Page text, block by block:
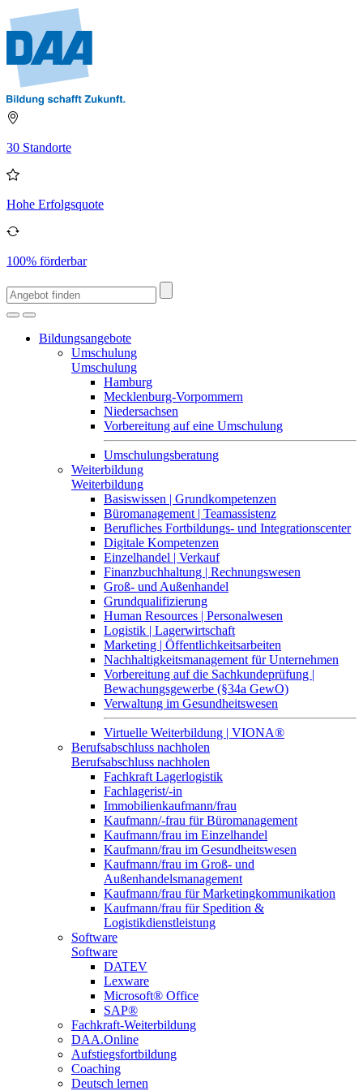
30 Standorte
Hohe Erfolgsquote
100% förderbar
Bildungsangebote
Umschulung
Umschulung
Hamburg
Mecklenburg-Vorpommern
Niedersachsen
Vorbereitung auf eine Umschulung
Umschulungsberatung
Weiterbildung
Weiterbildung
Basiswissen | Grundkompetenzen
Büromanagement | Teamassistenz
Berufliches Fortbildungs- und Integrationscenter
Digitale Kompetenzen
Einzelhandel | Verkauf
Finanzbuchhaltung | Rechnungswesen
Groß- und Außenhandel
Grundqualifizierung
Human Resources | Personalwesen
Logistik | Lagerwirtschaft
Marketing | Öffentlichkeitsarbeiten
Nachhaltigkeitsmanagement für Unternehmen
Vorbereitung auf die Sachkundeprüfung |
Bewachungsgewerbe (§34a GewO)
Verwaltung im Gesundheitswesen
Virtuelle Weiterbildung | VIONA®
Berufsabschluss nachholen
Berufsabschluss nachholen
Fachkraft Lagerlogistik
Fachlagerist/-in
Immobilienkaufmann/frau
Kaufmann/-frau für Büromanagement
Kaufmann/frau im Einzelhandel
Kaufmann/frau im Gesundheitswesen
Kaufmann/frau im Groß- und
Außenhandelsmanagement
Kaufmann/frau für Marketingkommunikation
Kaufmann/frau für Spedition &
Logistikdienstleistung
Software
Software
DATEV
Lexware
Microsoft® Office
SAP®
Fachkraft-Weiterbildung
DAA.Online
Aufstiegsfortbildung
Coaching
Deutsch lernen